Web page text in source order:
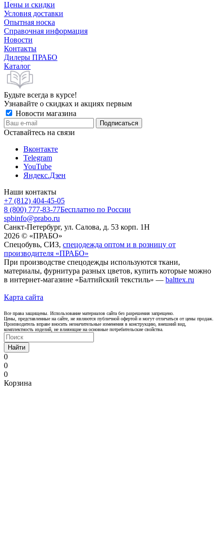
Цены и скидки
Условия доставки
Опытная носка
Справочная информация
Новости
Контакты
Дилеры ПРАБО
Каталог
Будьте всегда в курсе!
Узнавайте о скидках и акциях первым
Новости магазина
Оставайтесь на связи
Вконтакте
Telegram
YouTube
Яндекс.Дзен
Наши контакты
+7 (812) 404-45-05
8 (800) 777-83-77Бесплатно по России
spbinfo@prabo.ru
Санкт-Петербург, ул. Салова, д. 53 корп. 1Н
2026 © «ПРАБО»
Спецобувь, СИЗ, спецодежда оптом и в розницу от
производителя «ПРАБО»
При производстве спецодежды используются ткани,
материалы, фурнитура разных цветов, купить которые можно
в интернет-магазине «Балтийский текстиль» — balttex.ru
Карта сайта
Все права защищены. Использование материалов сайта без разрешения запрещено.
Цены, представленные на сайте, не являются публичной офертой и могут отличаться от цены продаж.
Производитель вправе вносить незначительные изменения в конструкцию, внешний вид,
комплектность изделий, не влияющие на основные потребительские свойства.
Найти
0
0
0
Корзина